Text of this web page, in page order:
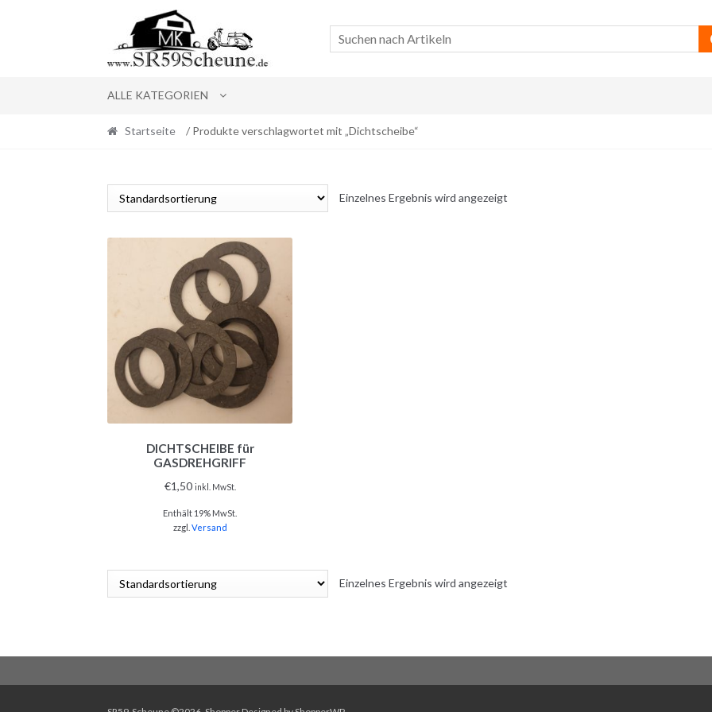
navigation
content
ALLE KATEGORIEN
Startseite / Produkte verschlagwortet mit „Dichtscheibe“
Einzelnes Ergebnis wird angezeigt
DICHTSCHEIBE für
GASDREHGRIFF
€1,50 inkl. MwSt.
Enthält 19% MwSt.
zzgl. Versand
Einzelnes Ergebnis wird angezeigt